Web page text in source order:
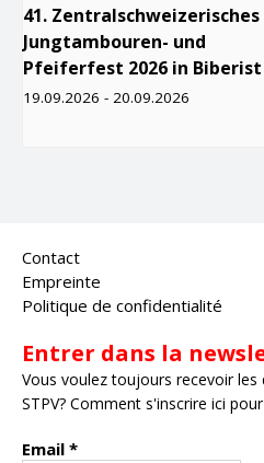
41. Zentralschweizerisches
Jungtambouren- und
Pfeiferfest 2026 in Biberist
19.09.2026 - 20.09.2026
Contact
Empreinte
Politique de confidentialité
Entrer dans la
Vous voulez toujours recevoir les
STPV? Comment s'inscrire ici
Email *